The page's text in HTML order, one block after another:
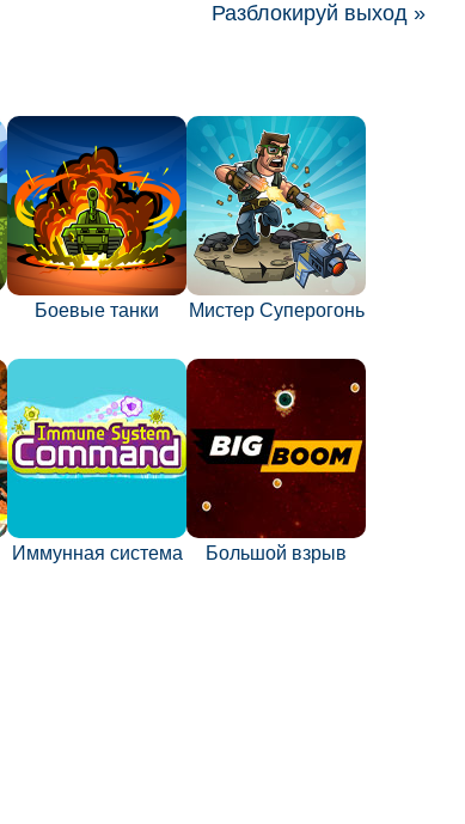
Разблокируй выход »
Боевые танки Мистер Суперогонь
Иммунная система Большой взрыв